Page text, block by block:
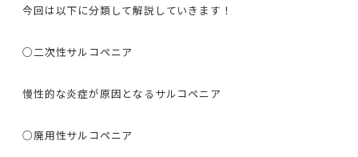
今回は以下に分類して解説していきます！
○二次性サルコペニア
慢性的な炎症が原因となるサルコペニア
○廃用性サルコペニア